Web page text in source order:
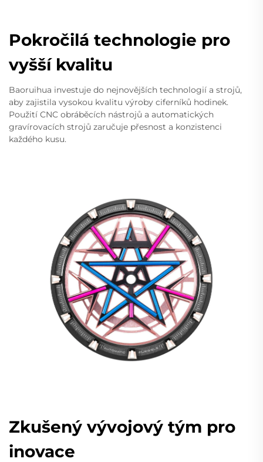
Pokročilá technologie pro
vyšší kvalitu
Baoruihua investuje do nejnovějších technologií a strojů,
aby zajistila vysokou kvalitu výroby ciferníků hodinek.
Použití CNC obráběcích nástrojů a automatických
gravírovacích strojů zaručuje přesnost a konzistenci
každého kusu.
Zkušený vývojový tým pro
inovace